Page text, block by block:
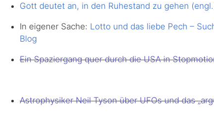
Gott deutet an, in den Ruhestand zu gehen
In eigener Sache: Lotto und das liebe Pech –
Blog
Ein Spaziergang quer durch die USA in
Astrophysiker Neil Tyson über UFOs und das